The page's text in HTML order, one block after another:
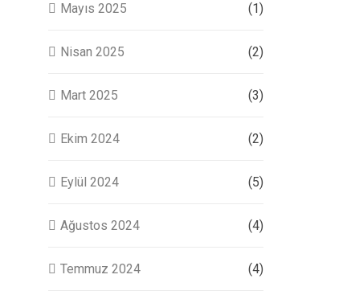
Mayıs 2025 (1)
Nisan 2025 (2)
Mart 2025 (3)
Ekim 2024 (2)
Eylül 2024 (5)
Ağustos 2024 (4)
Temmuz 2024 (4)